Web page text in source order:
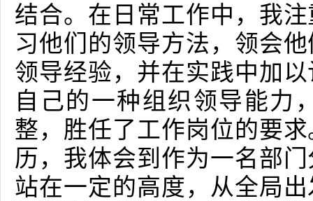
结合。在日常工作中，我
习他们的领导方法，领会
领导经验，并在实践中加
自己的一种组织领导能力
整，胜任了工作岗位的要
历，我体会到作为一名部
站在一定的高度，从全局